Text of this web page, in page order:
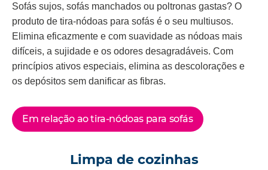
Sofás sujos, sofás manchados ou poltronas gastas? O
produto de tira-nódoas para sofás é o seu multiusos.
Elimina eficazmente e com suavidade as nódoas mais
difíceis, a sujidade e os odores desagradáveis. Com
princípios ativos especiais, elimina as descolorações e
os depósitos sem danificar as fibras.
Em relação ao tira-nódoas para sofás
Limpa de cozinhas